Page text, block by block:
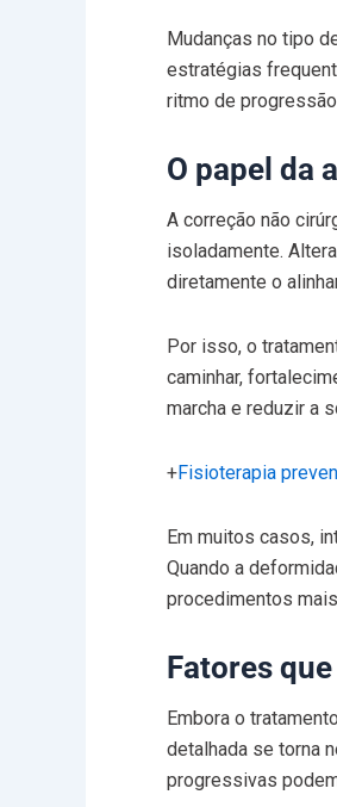
Mudanças no tipo
estratégias
ritmo de
O papel da
A correção não
isoladamente.
diretamente o
Por isso, o
caminhar,
marcha e reduzir a
+Fisioterapia
Em muitos casos,
Quando a
procedimentos
Fatores
Embora o
detalhada se torna
progressivas